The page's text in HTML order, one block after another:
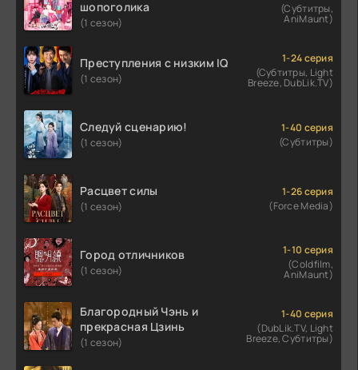
шопоголика
(1 сезон)
(Субтитры,
AniMaunt)
Преступления с низким IQ
(1 сезон)
1-24 серия
(Субтитры, Light
Breeze, DubLik.TV)
Следуй сценарию!
(1 сезон)
1-40 серия
(Субтитры)
Расцвет силы
(1 сезон)
1-26 серия
(Force Media)
Город отличников
(1 сезон)
1-10 серия
(Coldfilm,
AniMaunt)
Благородный Чэнь и
прекрасная Цзинь
(1 сезон)
1-40 серия
(DubLik.TV, Light
Breeze, Субтитры)